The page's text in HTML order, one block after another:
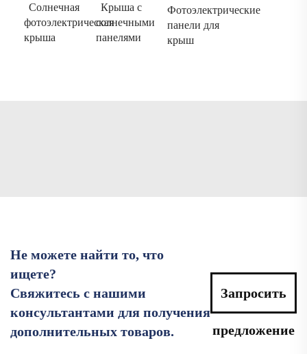
Солнечная
фотоэлектрическая
крыша
Крыша с
солнечными
панелями
Фотоэлектрические
панели для
крыш
Не можете найти то, что
ищете?
Свяжитесь с нашими
консультантами для получения
дополнительных товаров.
Запросить
предложение